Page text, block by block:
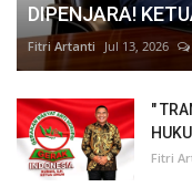
DIPENJARA!
Fitri Artanti Jul 13, 2026
"
Fitri